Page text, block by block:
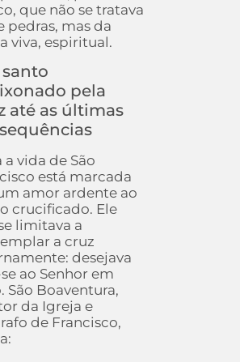
que não se tratava
pedras, mas da
viva, espiritual.
pela
até as últimas
a vida de São
está marcada
amor ardente ao
crucificado. Ele
limitava a
a cruz
desejava
ao Senhor em
São Boaventura,
da Igreja e
de Francisco,